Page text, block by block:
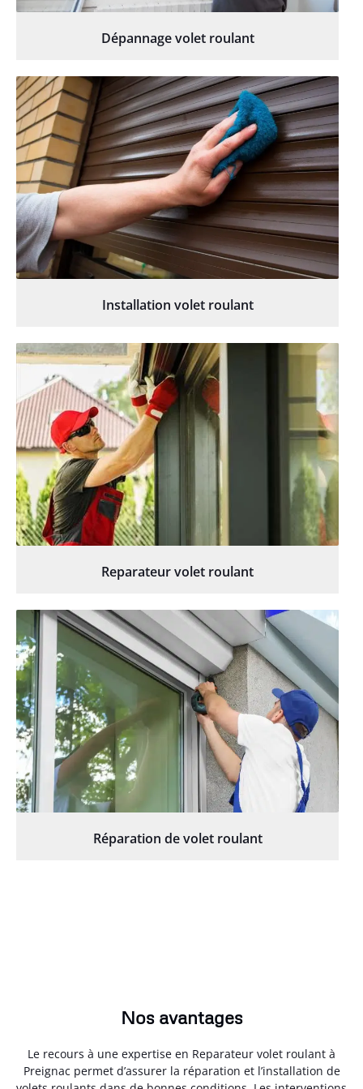
Dépannage volet roulant
Installation volet roulant
Reparateur volet roulant
Réparation de volet roulant
Nos avantages
Le recours à une expertise en Reparateur volet roulant à
Preignac permet d’assurer la réparation et l’installation de